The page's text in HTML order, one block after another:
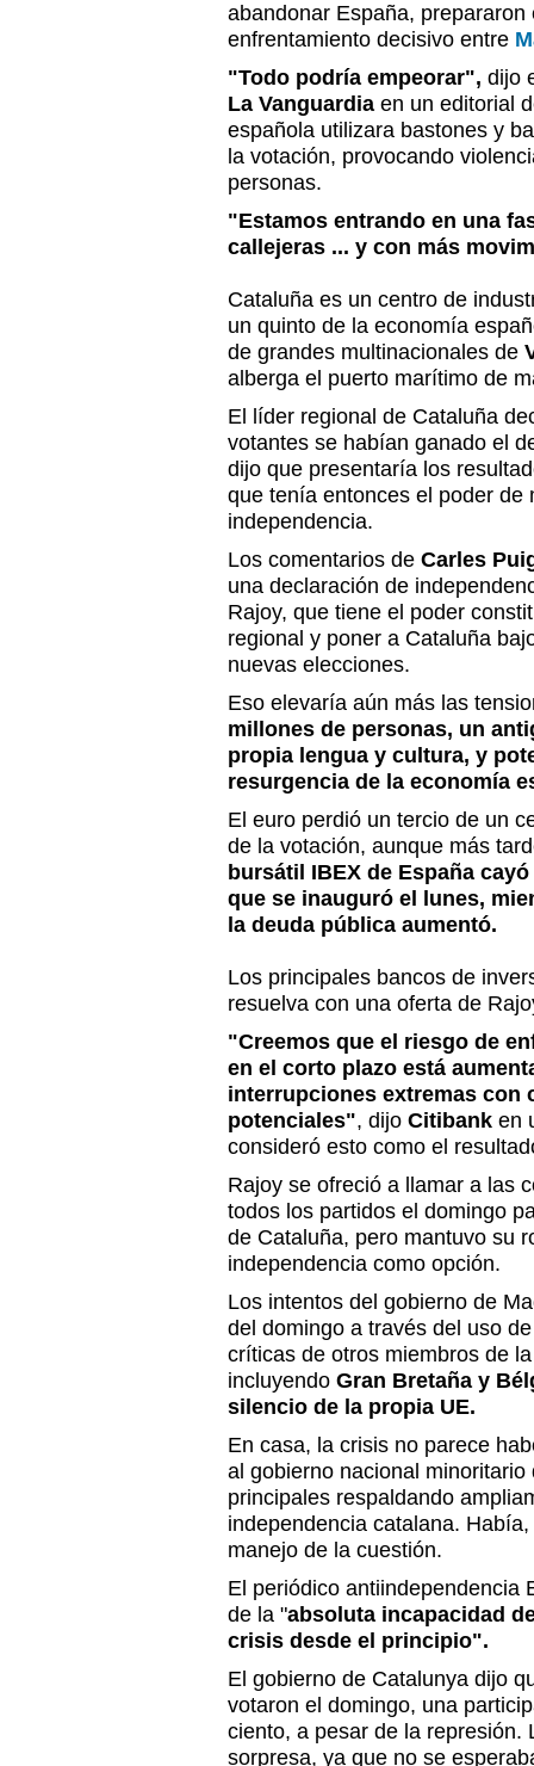
abandonar España,
enfrentamiento decisivo entre
"Todo podría empeorar", dijo
La Vanguardia en un editorial
española utilizara bastones y
la votación, provocando
personas.
"Estamos entrando en una
callejeras ... y con más
Cataluña es un centro de
un quinto de la economía
de grandes multinacionales de
alberga el puerto marítimo de
El líder regional de Cataluña
votantes se habían ganado el
dijo que presentaría los
que tenía entonces el poder de
independencia.
Los comentarios de Carles
una declaración de
Rajoy, que tiene el poder
regional y poner a Cataluña
nuevas elecciones.
Eso elevaría aún más las
millones de personas, un
propia lengua y cultura, y
resurgencia de la economía
El euro perdió un tercio de un
de la votación, aunque más
bursátil IBEX de España
que se inauguró el lunes,
la deuda pública aumentó.
Los principales bancos de
resuelva con una oferta de
"Creemos que el riesgo de
en el corto plazo está
interrupciones extremas con
potenciales", dijo Citibank en
consideró esto como el
Rajoy se ofreció a llamar a las
todos los partidos el domingo
de Cataluña, pero mantuvo su
independencia como opción.
Los intentos del gobierno de
del domingo a través del uso
críticas de otros miembros de
incluyendo Gran Bretaña y
silencio de la propia UE.
En casa, la crisis no parece
al gobierno nacional
principales respaldando
independencia catalana.
manejo de la cuestión.
El periódico antiindependencia
de la "absoluta incapacidad
crisis desde el principio".
El gobierno de Catalunya dijo
votaron el domingo, una
ciento, a pesar de la represión.
sorpresa, ya que no se